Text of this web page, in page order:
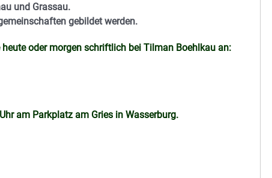
und Grassau.
gebildet werden.
oder morgen schriftlich bei Tilman Boehlkau an:
am Parkplatz am Gries in Wasserburg.